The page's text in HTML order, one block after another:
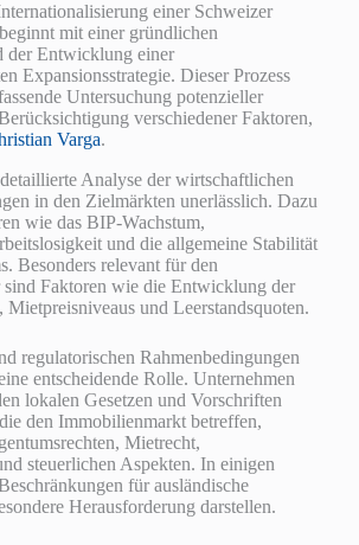
einer Schweizer
mit einer gründlichen
der Entwicklung einer
Expansionsstrategie. Dieser Prozess
Untersuchung potenzieller
verschiedener Faktoren,
Varga.
Analyse der wirtschaftlichen
in den Zielmärkten unerlässlich. Dazu
wie das BIP-Wachstum,
und die allgemeine Stabilität
Besonders relevant für den
Faktoren wie die Entwicklung der
und Leerstandsquoten.
regulatorischen Rahmenbedingungen
entscheidende Rolle. Unternehmen
lokalen Gesetzen und Vorschriften
den Immobilienmarkt betreffen,
Mietrecht,
steuerlichen Aspekten. In einigen
für ausländische
Herausforderung darstellen.